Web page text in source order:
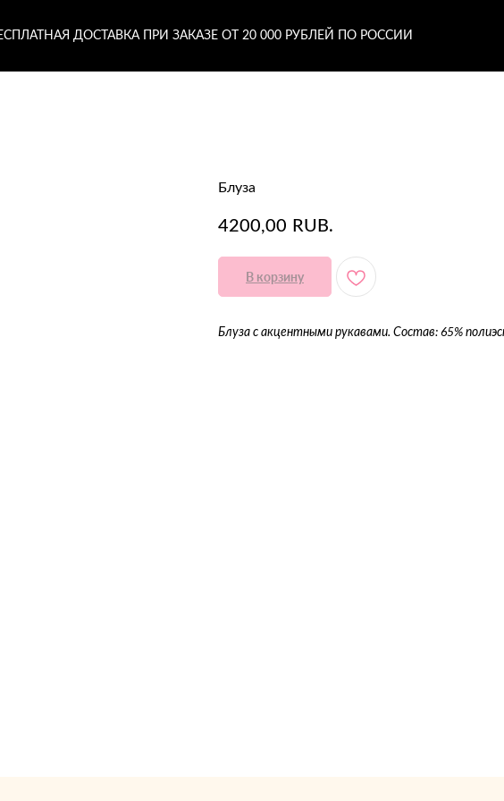
ДОСТАВКА ПРИ ЗАКАЗЕ ОТ 20 000 РУБЛЕЙ ПО РОССИИ
Блуза
4200,00 RUB.
В корзину
Блуза с акцентными рукавами. Состав: 65%